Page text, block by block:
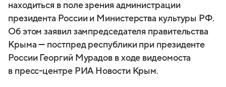
находиться в поле зрения администрации
президента России и Министерства культуры РФ.
Об этом заявил зампредседателя правительства
Крыма — постпред республики при президенте
России Георгий Мурадов в ходе видеомоста
в пресс-центре РИА Новости Крым.